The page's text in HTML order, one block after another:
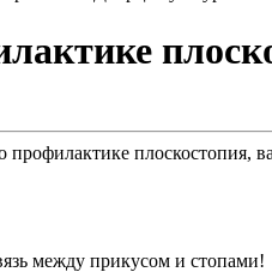
плоскостопия,
между прикусом и стопами!